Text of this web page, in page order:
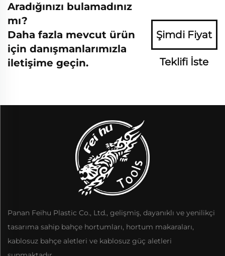
Aradığınızı bulamadınız
mı?
Daha fazla mevcut ürün
için danışmanlarımızla
iletişime geçin.
Şimdi Fiyat
Teklifi İste
Panan Feihu Plastic Co., Ltd., gelişmiş, dayanıklı ve yenilikçi
tasarıma sahip bahçe hortumları, hortum makaraları,
kablosuz bahçe aletleri ve kablosuz güç aletleri